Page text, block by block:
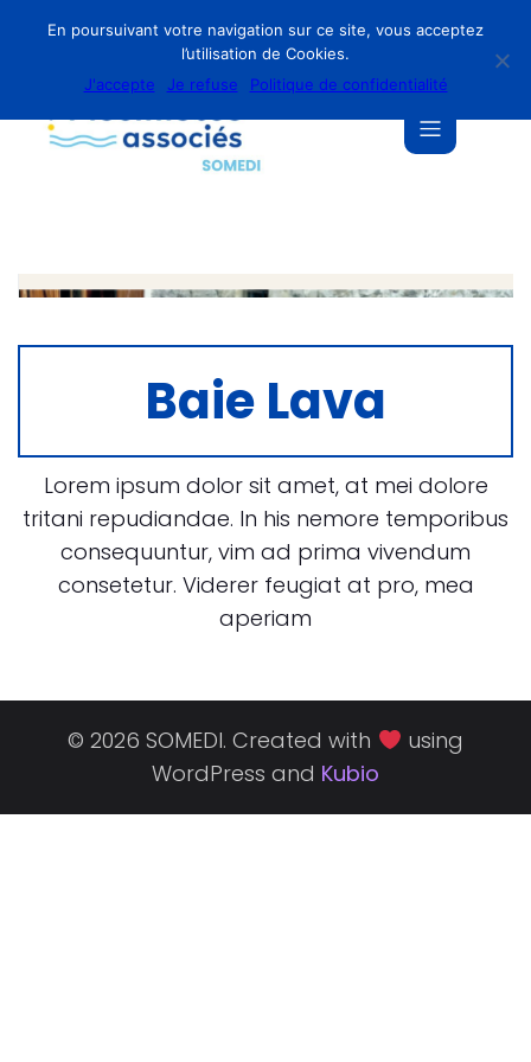
Baie Lava
Lorem ipsum dolor sit amet, at mei dolore
tritani repudiandae. In his nemore temporibus
consequuntur, vim ad prima vivendum
consetetur. Viderer feugiat at pro, mea
aperiam
© 2026 SOMEDI. Created with
using
WordPress and Kubio
En poursuivant votre navigation sur ce site, vous acceptez
l’utilisation de Cookies.
J'accepte
Je refuse Politique de confidentialité